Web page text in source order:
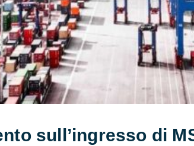
sull’ingresso di